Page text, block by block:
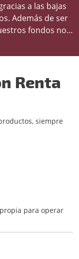
a las bajas
Además de ser
fondos no
Renta
siempre
para operar